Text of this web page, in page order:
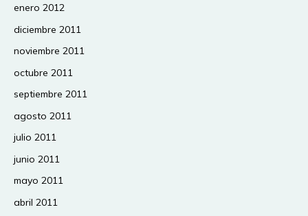
enero 2012
diciembre 2011
noviembre 2011
octubre 2011
septiembre 2011
agosto 2011
julio 2011
junio 2011
mayo 2011
abril 2011